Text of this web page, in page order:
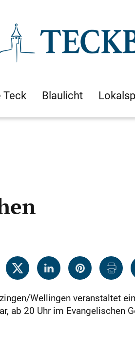
Teck Blaulicht
Wellingen veranstaltet
ab 20 Uhr im Evangelischen